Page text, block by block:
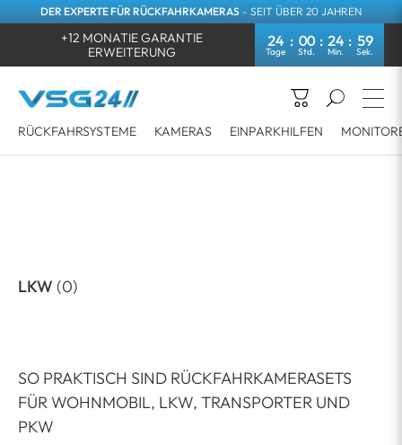
DER EXPERTE FÜR RÜCKFAHRKAMERAS - SEIT ÜBER 20 JAHREN
+12 MONATIE GARANTIE
ERWEITERUNG
24 00 24 59
RÜCKFAHRSYSTEME KAMERAS EINPARKHILFEN
LKW (0)
SO PRAKTISCH SIND RÜCKFAHRKAMERASETS
FÜR WOHNMOBIL, LKW, TRANSPORTER UND
PKW